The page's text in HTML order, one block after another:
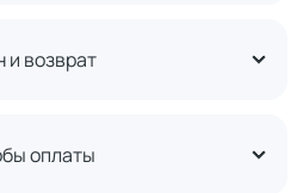
возврат
оплаты